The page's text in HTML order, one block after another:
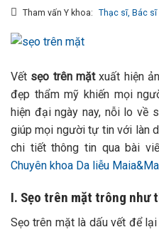
Tham vấn Y khoa: Thạc sĩ, Bác sĩ
Vết sẹo trên mặtxuất hiện
đẹp thẩm mỹ khiến mọi
hiện đại ngày nay, nỗi lo về
giúp mọi người tự tin với làn
chi tiết thông tin qua bài
Chuyên khoa Da liễu
I. Sẹo trên mặt trông như
Sẹo trên mặt là dấu vết để